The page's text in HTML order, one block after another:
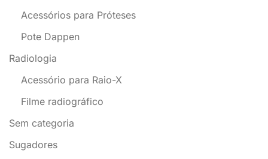
Acessórios para Próteses
Pote Dappen
Radiologia
Acessório para Raio-X
Filme radiográfico
Sem categoria
Sugadores